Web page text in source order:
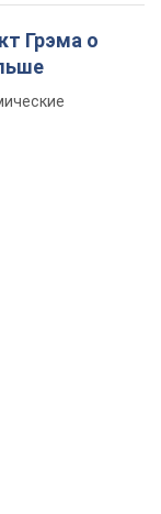
Грэма о